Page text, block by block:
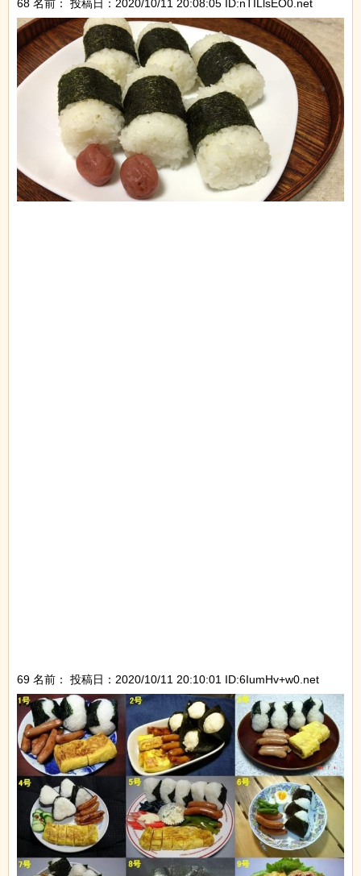
68 名前： 投稿日：2020/10/11 20:08:05 ID:nTILlsEO0.net
69 名前： 投稿日：2020/10/11 20:10:01 ID:6IumHv+w0.net